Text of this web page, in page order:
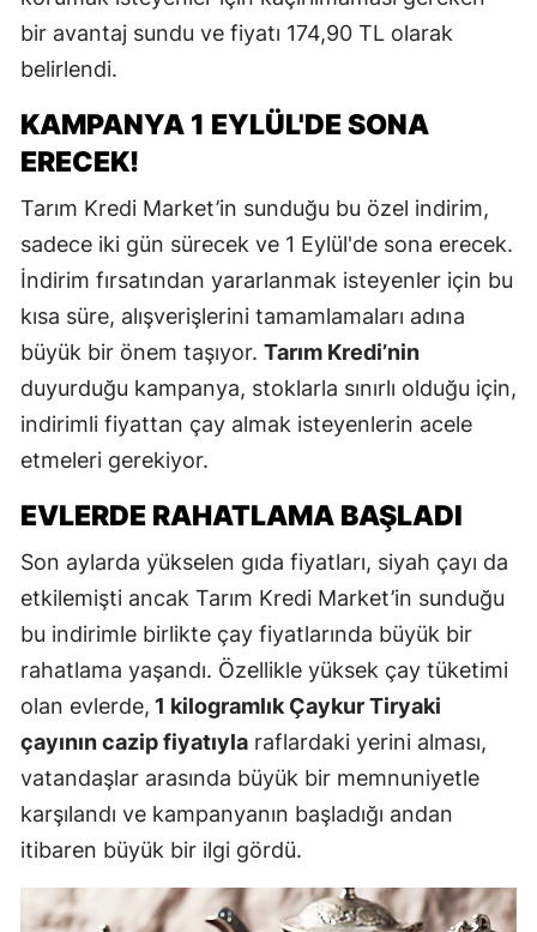
bir avantaj sundu ve fiyatı 174,90 TL olarak
belirlendi.
KAMPANYA 1 EYLÜL'DE SONA
ERECEK!
Tarım Kredi Market’in sunduğu bu özel indirim,
sadece iki gün sürecek ve 1 Eylül'de sona erecek.
İndirim fırsatından yararlanmak isteyenler için bu
kısa süre, alışverişlerini tamamlamaları adına
büyük bir önem taşıyor. Tarım Kredi’nin
duyurduğu kampanya, stoklarla sınırlı olduğu için,
indirimli fiyattan çay almak isteyenlerin acele
etmeleri gerekiyor.
EVLERDE RAHATLAMA BAŞLADI
Son aylarda yükselen gıda fiyatları, siyah çayı da
etkilemişti ancak Tarım Kredi Market’in sunduğu
bu indirimle birlikte çay fiyatlarında büyük bir
rahatlama yaşandı. Özellikle yüksek çay tüketimi
olan evlerde, 1 kilogramlık Çaykur Tiryaki
çayının cazip fiyatıyla raflardaki yerini alması,
vatandaşlar arasında büyük bir memnuniyetle
karşılandı ve kampanyanın başladığı andan
itibaren büyük bir ilgi gördü.